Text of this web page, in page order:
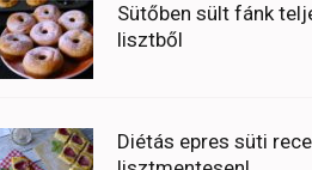
Sütőben sült fánk
lisztből
Diétás epres süti